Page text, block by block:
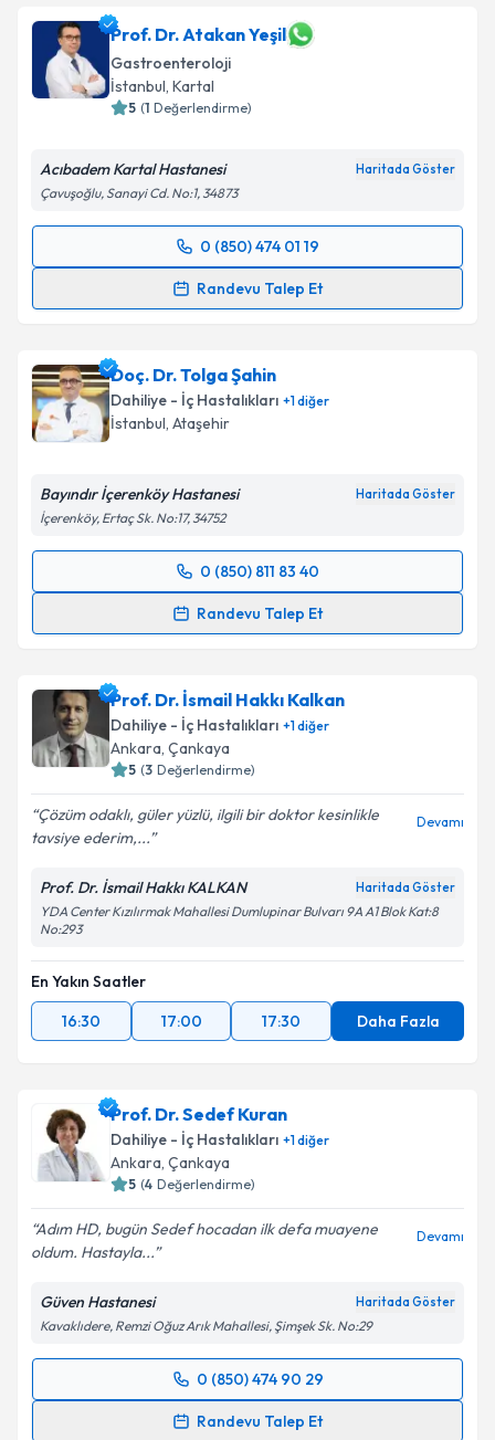
Prof. Dr. Atakan Yeşil
Gastroenteroloji
İstanbul, Kartal
5 (1 Değerlendirme)
Acıbadem Kartal Hastanesi Haritada Göster
Çavuşoğlu, Sanayi Cd. No:1, 34873
0 (850) 474 01 19
Randevu Talep Et
Randevu Takvimi Talebi
takvim hazırlandığında e-posta ile bilgilendireceğiz.
E-posta Adresiniz
Kişisel verilerimin işlenmesine ilişkin
Metni'ni okudum ve kişisel verilerimin belirtilen
kapsamda işlenmesini kabul ediyorum.
Takvim Talebini Gönder
Doç. Dr. Tolga Şahin
Dahiliye - İç Hastalıkları +1diğer
İstanbul, Ataşehir
Bayındır İçerenköy Hastanesi Haritada Göster
İçerenköy, Ertaç Sk. No:17, 34752
0 (850) 811 83 40
Randevu Talep Et
Randevu Takvimi Talebi
takvim hazırlandığında e-posta ile bilgilendireceğiz.
E-posta Adresiniz
Metni
kapsamda işlenmesini kabul ediyorum.
Takvim Talebini Gönder
Prof. Dr. İsmail Hakkı Kalkan
Dahiliye - İç Hastalıkları +1diğer
Ankara, Çankaya
5 (3 Değerlendirme)
Çözüm odaklı, güler yüzlü, ilgili bir doktor kesinlikle
tavsiye ederim,...
Devamı
Prof. Dr. İsmail Hakkı KALKAN Haritada Göster
YDA Center Kızılırmak Mahallesi Dumlupinar Bulvarı 9A A1 Blok Kat:8
No:293
En Yakın Saatler
16:30
17:00 17:30 Daha Fazla
Prof. Dr. Sedef Kuran
Dahiliye - İç Hastalıkları +1diğer
Ankara, Çankaya
5 (4 Değerlendirme)
Adım HD, bugün Sedef hocadan ilk defa muayene
oldum. Hastayla...
Devamı
Güven Hastanesi Haritada Göster
Kavaklıdere, Remzi Oğuz Arık Mahallesi, Şimşek Sk. No:29
0 (850) 474 90 29
Randevu Talep Et
Randevu Takvimi Talebi